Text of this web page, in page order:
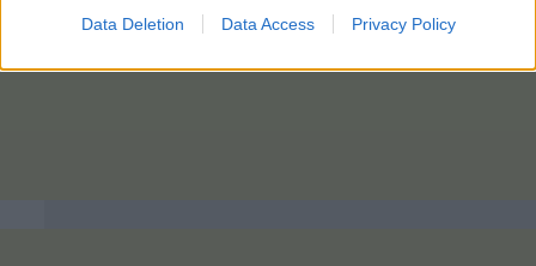
Data Deletion Data Access Privacy Policy